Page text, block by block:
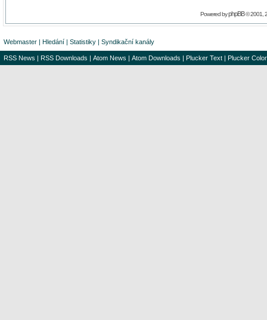
Powered byphpBB© 2001,
Webmaster | Hledání | Statistiky | Syndikační kanály
RSS News | RSS Downloads | Atom News | Atom Downloads | Plucker Text | Plucker Color